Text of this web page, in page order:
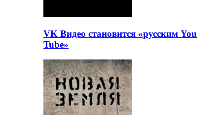
VK Видео становится «русским You
Tube»